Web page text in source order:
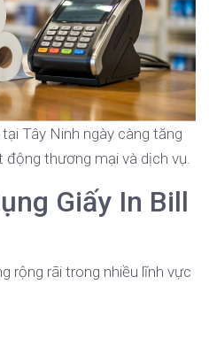
Tây Ninh ngày càng tăng
thương mại và dịch vụ.
Giấy In Bill
rộng rãi trong nhiều lĩnh vực